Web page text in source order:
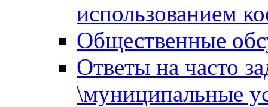
использованием
Общественные
Ответы на часто
\муниципальные